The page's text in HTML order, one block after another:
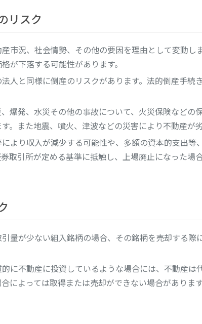
リスク
市況、社会情勢、その他の要因を理由として変動
が下落する可能性があります。
人と同様に倒産のリスクがあります。法的倒産手
爆発、水災その他の事故について、火災保険など
。また地震、噴火、津波などの災害により不動産が
より収入が減少する可能性や、多額の資本的支出
取引所が定める基準に抵触し、上場廃止になった場
量が少ない組入銘柄の場合、その銘柄を売却する
に不動産に投資しているような場合には、不動産
によっては取得または売却ができない場合があります